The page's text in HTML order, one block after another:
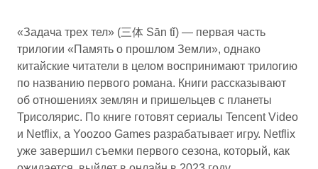
«Задача трех тел» (三体 Sān tǐ) — первая часть
трилогии «Память о прошлом Земли», однако
китайские читатели в целом воспринимают трилогию
по названию первого романа. Книги рассказывают
об отношениях землян и пришельцев с планеты
Трисолярис. По книге готовят сериалы Tencent Video
и Netflix, а Yoozoo Games разрабатывает игру. Netflix
уже завершил съемки первого сезона, который, как